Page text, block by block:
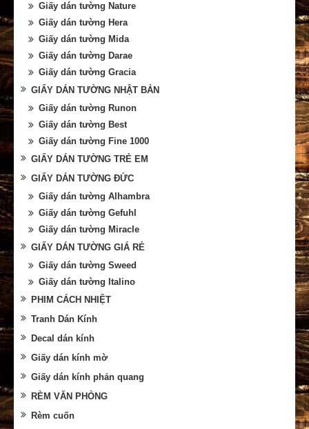
Giấy dán tường Nature
Giấy dán tường Hera
Giấy dán tường Mida
Giấy dán tường Darae
Giấy dán tường Gracia
GIẤY DÁN TƯỜNG NHẬT BẢN
Giấy dán tường Runon
Giấy dán tường Best
Giấy dán tường Fine 1000
GIẤY DÁN TƯỜNG TRẺ EM
GIẤY DÁN TƯỜNG ĐỨC
Giấy dán tường Alhambra
Giấy dán tường Gefuhl
Giấy dán tường Miracle
GIẤY DÁN TƯỜNG GIÁ RẺ
Giấy dán tường Sweed
Giấy dán tường Italino
PHIM CÁCH NHIỆT
Tranh Dán Kính
Decal dán kính
Giấy dán kính mờ
Giấy dán kính phản quang
RÈM VĂN PHÒNG
Rèm cuốn